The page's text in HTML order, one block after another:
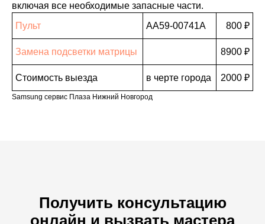
включая все необходимые запасные части.
Пульт
AA59-00741A 800 ₽
Замена подсветки матрицы 8900 ₽
Стоимость выезда в черте города 2000 ₽
Samsung сервис Плаза Нижний Новгород
Получить консультацию
онлайн и вызвать мастера